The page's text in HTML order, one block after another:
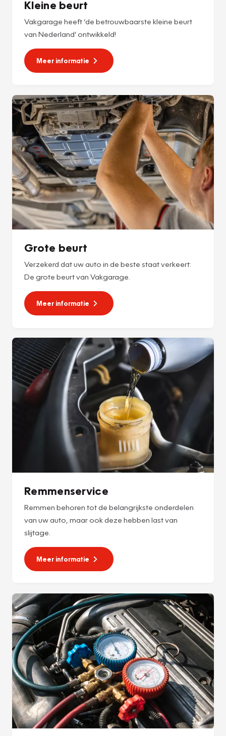
Kleine beurt
Vakgarage heeft ‘de betrouwbaarste kleine beurt
van Nederland’ ontwikkeld!
Meer informatie
Grote beurt
Verzekerd dat uw auto in de beste staat verkeert:
De grote beurt van Vakgarage.
Meer informatie
Remmenservice
Remmen behoren tot de belangrijkste onderdelen
van uw auto, maar ook deze hebben last van
slijtage.
Meer informatie